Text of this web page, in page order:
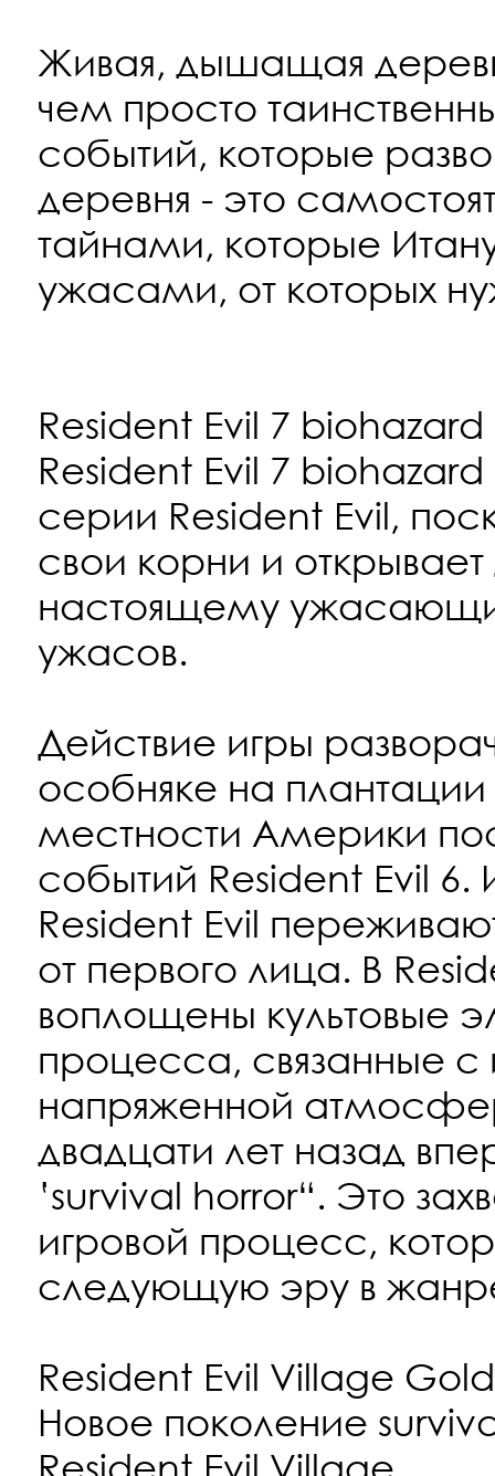
Живая, дышащая
чем просто
событий, которые
деревня - это
тайнами, которые
ужасами, от которых
Resident Evil 7
Resident Evil 7
серии Resident Evil,
свои корни и
настоящему
ужасов.
Действие игры
особняке на
местности Америки
событий Resident Evil
Resident Evil
от первого лица. В
воплощены культовые
процесса, связанные
напряженной
двадцати лет назад
‛survival horror“. Это
игровой процесс,
следующую эру в
Resident Evil Village
Новое поколение